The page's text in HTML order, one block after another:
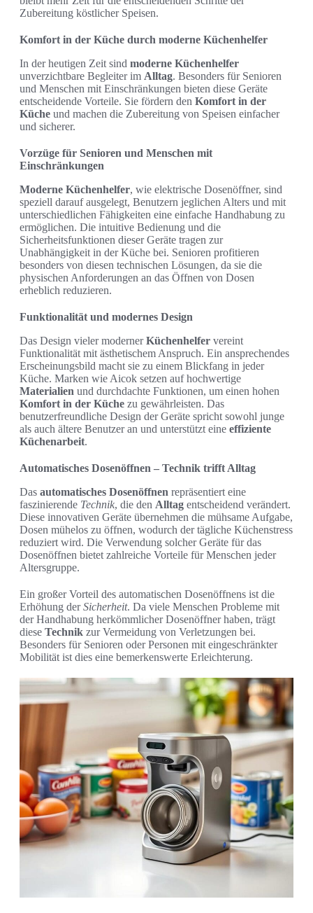
Zubereitung köstlicher Speisen.
Komfort in der Küche durch moderne Küchenhelfer
In der heutigen Zeit sind moderne Küchenhelfer
unverzichtbare Begleiter im Alltag. Besonders für Senioren
und Menschen mit Einschränkungen bieten diese Geräte
entscheidende Vorteile. Sie fördern den Komfort in der
Küche und machen die Zubereitung von Speisen einfacher
und sicherer.
Vorzüge für Senioren und Menschen mit
Einschränkungen
Moderne Küchenhelfer, wie elektrische Dosenöffner, sind
speziell darauf ausgelegt, Benutzern jeglichen Alters und mit
unterschiedlichen Fähigkeiten eine einfache Handhabung zu
ermöglichen. Die intuitive Bedienung und die
Sicherheitsfunktionen dieser Geräte tragen zur
Unabhängigkeit in der Küche bei. Senioren profitieren
besonders von diesen technischen Lösungen, da sie die
physischen Anforderungen an das Öffnen von Dosen
erheblich reduzieren.
Funktionalität und modernes Design
Das Design vieler modernerKüchenhelfer vereint
Funktionalität mit ästhetischem Anspruch. Ein ansprechendes
Erscheinungsbild macht sie zu einem Blickfang in jeder
Küche. Marken wie Aicok setzen auf hochwertige
Materialien und durchdachte Funktionen, um einen hohen
Komfort in der Küche zu gewährleisten. Das
benutzerfreundliche Design der Geräte spricht sowohl junge
als auch ältere Benutzer an und unterstützt eine effiziente
Küchenarbeit.
Automatisches Dosenöffnen – Technik trifft Alltag
Das automatisches Dosenöffnen repräsentiert eine
faszinierende Technik, die den Alltag entscheidend verändert.
Diese innovativen Geräte übernehmen die mühsame Aufgabe,
Dosen mühelos zu öffnen, wodurch der tägliche Küchenstress
reduziert wird. Die Verwendung solcher Geräte für das
Dosenöffnen bietet zahlreiche Vorteile für Menschen jeder
Altersgruppe.
Ein großer Vorteil des automatischen Dosenöffnens ist die
Erhöhung derSicherheit. Da viele Menschen Probleme mit
der Handhabung herkömmlicher Dosenöffner haben, trägt
diese Technik zur Vermeidung von Verletzungen bei.
Besonders für Senioren oder Personen mit eingeschränkter
Mobilität ist dies eine bemerkenswerte Erleichterung.